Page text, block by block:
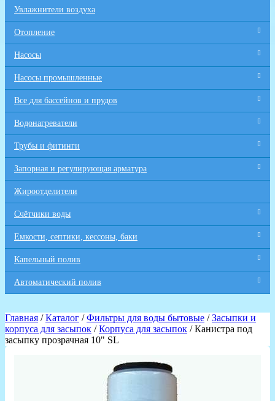
Увлажнители воздуха
Отопление
Насосы
Насосы промышленные
Все для бaссейнов и прудов
Водонагреватели
Трубы и фитинги
Запорная и регулирующая арматура
Жироотделители
Счётчики воды
Емкости, септики, кессоны, баки
Капельный полив
Автоматический полив
Главная /Каталог /Фильтры для воды бытовые /Засыпки и
корпуса для засыпок /Корпуса для засыпок / Канистра под
засыпку прозрачная 10" SL